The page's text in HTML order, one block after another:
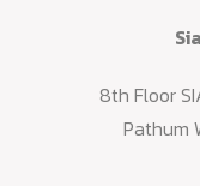
8th Floor
Pathum